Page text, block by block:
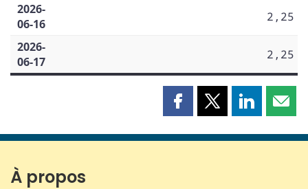
2026-
06-16
2,25
2026-
06-17
2,25
Partager
page
Partager
page
Partager
page page
À propos